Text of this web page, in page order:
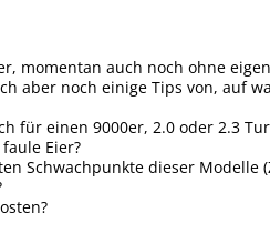
momentan auch noch ohne
aber noch einige Tips von, auf
für einen 9000er, 2.0 oder 2.3
Eier?
Schwachpunkte dieser Modelle